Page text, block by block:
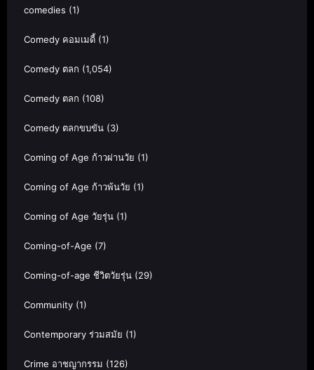
comedies (1)
Comedy คอมเมดี้ (1)
Comedy ตลก (1,054)
Comedy ตลก (108)
Comedy ตลกขบขัน (3)
Coming of Age ก้าวผ่านวัย (1)
Coming of Age ก้าวพ้นวัย (1)
Coming of Age วัยรุ่น (1)
Coming-of-Age (7)
Coming-of-age ชีวิตวัยรุ่น (29)
Community (1)
Contemporary ร่วมสมัย (1)
Crime อาชญากรรม (126)